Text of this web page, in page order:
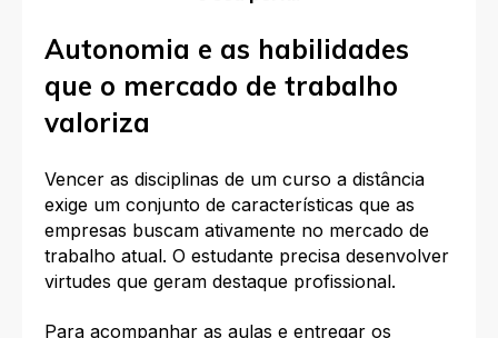
Autonomia e as habilidades
que o mercado de trabalho
valoriza
Vencer as disciplinas de um curso a distância
exige um conjunto de características que as
empresas buscam ativamente no mercado de
trabalho atual. O estudante precisa desenvolver
virtudes que geram destaque profissional.
Para acompanhar as aulas e entregar os